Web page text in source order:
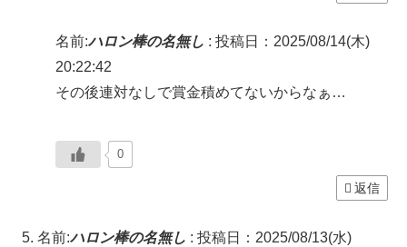
名前:ハロン棒の名無し : 投稿日：2025/08/14(木)
20:22:42
その後連対なしで賞金積めてないからなぁ…
0
返信
名前:ハロン棒の名無し : 投稿日：2025/08/13(水)